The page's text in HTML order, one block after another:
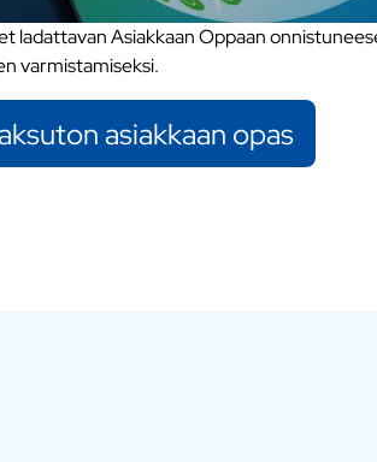
ladattavan Asiakkaan Oppaan
varmistamiseksi.
asiakkaan opas